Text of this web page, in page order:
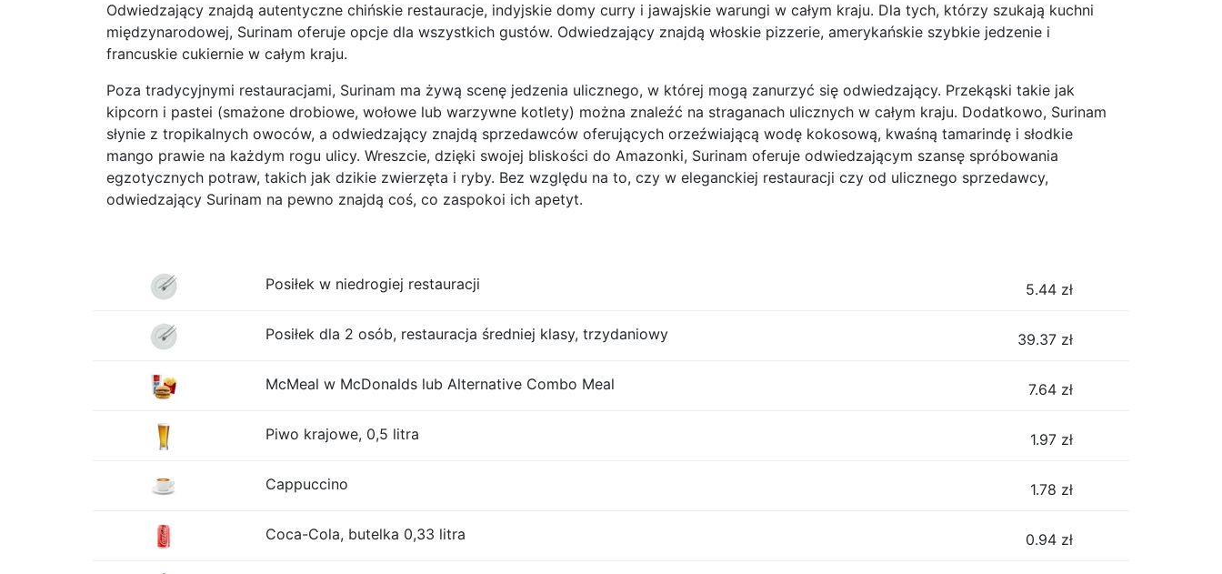
Odwiedzający znajdą autentyczne chińskie restauracje, indyjskie domy curry i jawajskie warungi w całym kraju. Dla tych, którzy szukają kuchni
międzynarodowej, Surinam oferuje opcje dla wszystkich gustów. Odwiedzający znajdą włoskie pizzerie, amerykańskie szybkie jedzenie i
francuskie cukiernie w całym kraju.
Poza tradycyjnymi restauracjami, Surinam ma żywą scenę jedzenia ulicznego, w której mogą zanurzyć się odwiedzający. Przekąski takie jak
kipcorn i pastei (smażone drobiowe, wołowe lub warzywne kotlety) można znaleźć na straganach ulicznych w całym kraju. Dodatkowo, Surinam
słynie z tropikalnych owoców, a odwiedzający znajdą sprzedawców oferujących orzeźwiającą wodę kokosową, kwaśną tamarindę i słodkie
mango prawie na każdym rogu ulicy. Wreszcie, dzięki swojej bliskości do Amazonki, Surinam oferuje odwiedzającym szansę spróbowania
egzotycznych potraw, takich jak dzikie zwierzęta i ryby. Bez względu na to, czy w eleganckiej restauracji czy od ulicznego sprzedawcy,
odwiedzający Surinam na pewno znajdą coś, co zaspokoi ich apetyt.
Posiłek w niedrogiej restauracji 5.44 zł
Posiłek dla 2 osób, restauracja średniej klasy, trzydaniowy 39.37 zł
McMeal w McDonalds lub Alternative Combo Meal 7.64 zł
Piwo krajowe, 0,5 litra 1.97 zł
Cappuccino 1.78 zł
Coca-Cola, butelka 0,33 litra 0.94 zł